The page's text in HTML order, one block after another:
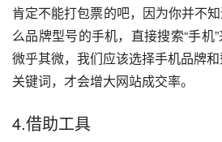
肯定不能打包票的吧，因为你并不
么品牌型号的手机，直接搜索“手机
微乎其微，我们应该选择手机品牌
关键词，才会增大网站成交率。
4.借助工具